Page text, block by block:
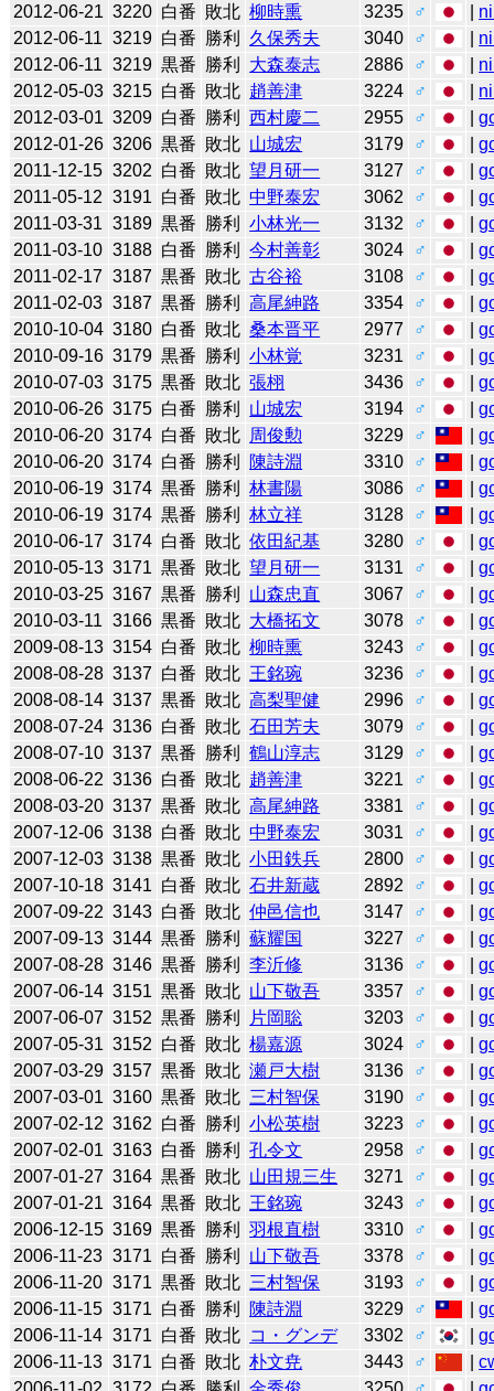
2012-06-21 3220 白番 敗北 柳時熏 3235 ♂
2012-06-11 3219 白番 勝利 久保秀夫 3040 ♂
2012-06-11 3219 黒番 勝利 大森泰志 2886 ♂
2012-05-03 3215 白番 敗北 趙善津 3224 ♂
2012-03-01 3209 白番 勝利 西村慶二 2955 ♂ |
2012-01-26 3206 黒番 敗北 山城宏 3179 ♂ |
2011-12-15 3202 白番 敗北 望月研一 3127 ♂ |
2011-05-12 3191 白番 敗北 中野泰宏 3062 ♂ |
2011-03-31 3189 黒番 勝利 小林光一 3132 ♂ |
2011-03-10 3188 白番 勝利 今村善彰 3024 ♂ |
2011-02-17 3187 黒番 敗北 古谷裕 3108 ♂ |
2011-02-03 3187 黒番 勝利 高尾紳路 3354 ♂ |
2010-10-04 3180 白番 敗北 桑本晋平 2977 ♂ |
2010-09-16 3179 黒番 勝利 小林覚 3231 ♂ |
2010-07-03 3175 黒番 敗北 張栩 3436 ♂ |
2010-06-26 3175 白番 勝利 山城宏 3194 ♂ |
2010-06-20 3174 白番 敗北 周俊勲 3229 ♂ |
2010-06-20 3174 白番 勝利 陳詩淵 3310 ♂ |
2010-06-19 3174 黒番 勝利 林書陽 3086 ♂ |
2010-06-19 3174 黒番 勝利 林立祥 3128 ♂ |
2010-06-17 3174 白番 敗北 依田紀基 3280 ♂ |
2010-05-13 3171 黒番 敗北 望月研一 3131 ♂ |
2010-03-25 3167 黒番 勝利 山森忠直 3067 ♂ |
2010-03-11 3166 黒番 敗北 大橋拓文 3078 ♂ |
2009-08-13 3154 白番 敗北 柳時熏 3243 ♂ |
2008-08-28 3137 白番 敗北 王銘琬 3236 ♂ |
2008-08-14 3137 黒番 敗北 高梨聖健 2996 ♂ |
2008-07-24 3136 白番 敗北 石田芳夫 3079 ♂ |
2008-07-10 3137 黒番 勝利 鶴山淳志 3129 ♂ |
2008-06-22 3136 白番 敗北 趙善津 3221 ♂ |
2008-03-20 3137 黒番 敗北 高尾紳路 3381 ♂ |
2007-12-06 3138 白番 敗北 中野泰宏 3031 ♂ |
2007-12-03 3138 黒番 敗北 小田鉄兵 2800 ♂ |
2007-10-18 3141 白番 敗北 石井新蔵 2892 ♂ |
2007-09-22 3143 白番 敗北 仲邑信也 3147 ♂ |
2007-09-13 3144 黒番 勝利 蘇耀国 3227 ♂ |
2007-08-28 3146 黒番 勝利 李沂修 3136 ♂ |
2007-06-14 3151 黒番 敗北 山下敬吾 3357 ♂ |
2007-06-07 3152 黒番 勝利 片岡聡 3203 ♂ |
2007-05-31 3152 白番 敗北 楊嘉源 3024 ♂ |
2007-03-29 3157 黒番 敗北 瀬戸大樹 3136 ♂ |
2007-03-01 3160 黒番 敗北 三村智保 3190 ♂ |
2007-02-12 3162 白番 勝利 小松英樹 3223 ♂ |
2007-02-01 3163 白番 勝利 孔令文 2958 ♂ |
2007-01-27 3164 黒番 敗北 山田規三生 3271 ♂ |
2007-01-21 3164 黒番 敗北 王銘琬 3243 ♂ |
2006-12-15 3169 黒番 勝利 羽根直樹 3310 ♂ |
2006-11-23 3171 白番 勝利 山下敬吾 3378 ♂ |
2006-11-20 3171 黒番 敗北 三村智保 3193 ♂ |
2006-11-15 3171 白番 勝利 陳詩淵 3229 ♂ |
2006-11-14 3171 白番 敗北 コ・グンデ 3302 ♂ |
2006-11-13 3171 白番 敗北 朴文尭 3443 ♂ |